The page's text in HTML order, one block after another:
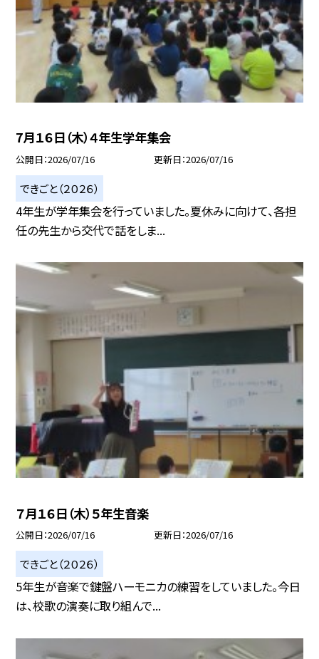
7月１６日（木）４年生学年集会
公開日 2026/07/16 更新日 2026/07/16
できごと（２０２６）
4年生が学年集会を行っていました。夏休みに向けて、各担
任の先生から交代で話をしま...
７月１６日（木）５年生音楽
公開日 2026/07/16 更新日 2026/07/16
できごと（２０２６）
5年生が音楽で鍵盤ハーモニカの練習をしていました。今日
は、校歌の演奏に取り組んで...